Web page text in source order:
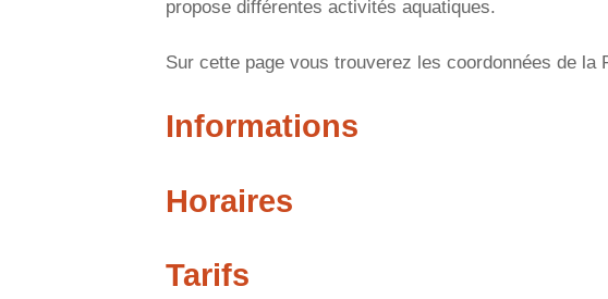
propose différentes activités aquatiques.
Sur cette page vous trouverez les coordonnées de
Informations
Horaires
Tarifs